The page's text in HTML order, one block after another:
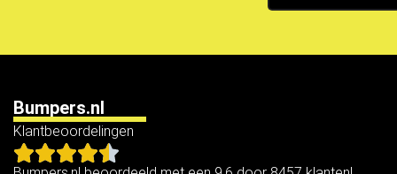
Bumpers.nl
Klantbeoordelingen